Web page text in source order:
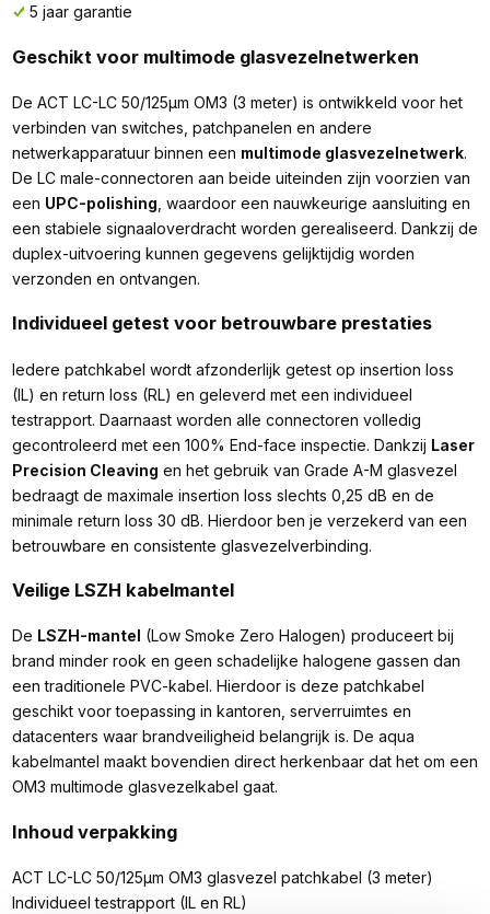
5 jaar garantie
Geschikt voor multimode glasvezelnetwerken
De ACT LC-LC 50/125µm OM3 (3 meter) is ontwikkeld voor het
verbinden van switches, patchpanelen en andere
netwerkapparatuur binnen een multimode glasvezelnetwerk.
De LC male-connectoren aan beide uiteinden zijn voorzien van
een UPC-polishing , waardoor een nauwkeurige aansluiting en
een stabiele signaaloverdracht worden gerealiseerd. Dankzij de
duplex-uitvoering kunnen gegevens gelijktijdig worden
verzonden en ontvangen.
Individueel getest voor betrouwbare prestaties
Iedere patchkabel wordt afzonderlijk getest op insertion loss
(IL) en return loss (RL) en geleverd met een individueel
testrapport. Daarnaast worden alle connectoren volledig
gecontroleerd met een 100% End-face inspectie. Dankzij Laser
Precision Cleaving en het gebruik van Grade A-M glasvezel
bedraagt de maximale insertion loss slechts 0,25 dB en de
minimale return loss 30 dB. Hierdoor ben je verzekerd van een
betrouwbare en consistente glasvezelverbinding.
Veilige LSZH kabelmantel
De LSZH-mantel (Low Smoke Zero Halogen) produceert bij
brand minder rook en geen schadelijke halogene gassen dan
een traditionele PVC-kabel. Hierdoor is deze patchkabel
geschikt voor toepassing in kantoren, serverruimtes en
datacenters waar brandveiligheid belangrijk is. De aqua
kabelmantel maakt bovendien direct herkenbaar dat het om een
OM3 multimode glasvezelkabel gaat.
Inhoud verpakking
ACT LC-LC 50/125µm OM3 glasvezel patchkabel (3 meter)
Individueel testrapport (IL en RL)